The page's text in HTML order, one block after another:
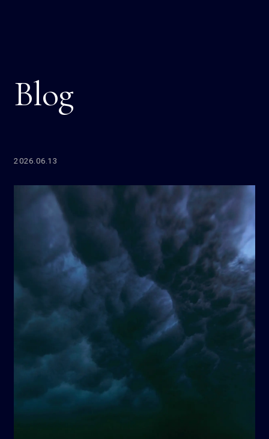
Blog
2026.06.13